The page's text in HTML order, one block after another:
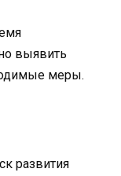
выявить
меры.
развития